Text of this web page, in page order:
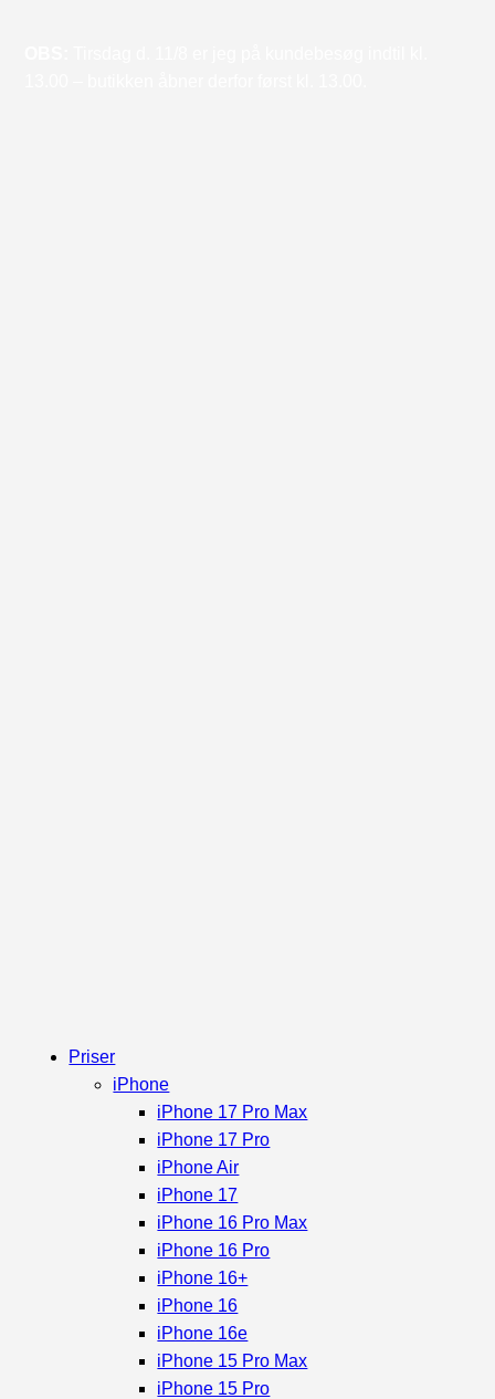
Priser
iPhone
iPhone 17 Pro Max
iPhone 17 Pro
iPhone Air
iPhone 17
iPhone 16 Pro Max
iPhone 16 Pro
iPhone 16+
iPhone 16
iPhone 16e
iPhone 15 Pro Max
iPhone 15 Pro